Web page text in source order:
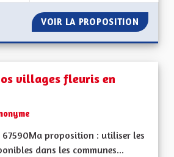
VOIR LA PROPOSITION
villages fleuris en
67590Ma proposition : utiliser les
dans les communes...